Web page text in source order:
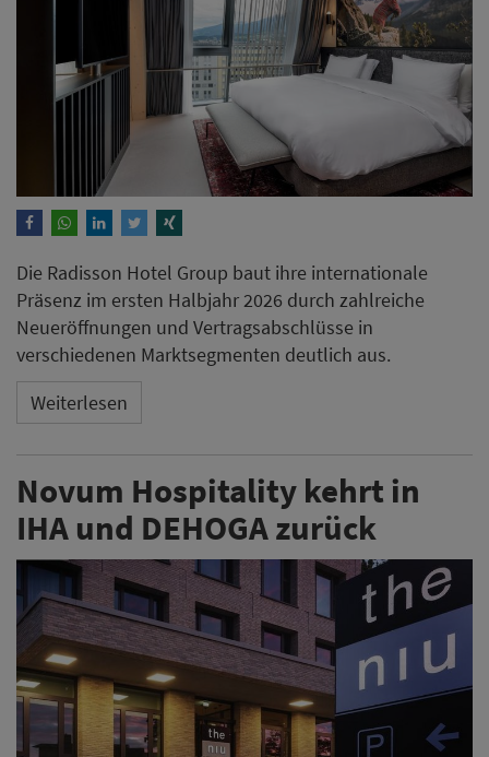
Die Radisson Hotel Group baut ihre internationale
Präsenz im ersten Halbjahr 2026 durch zahlreiche
Neueröffnungen und Vertragsabschlüsse in
verschiedenen Marktsegmenten deutlich aus.
Weiterlesen
Novum Hospitality kehrt in
IHA und DEHOGA zurück